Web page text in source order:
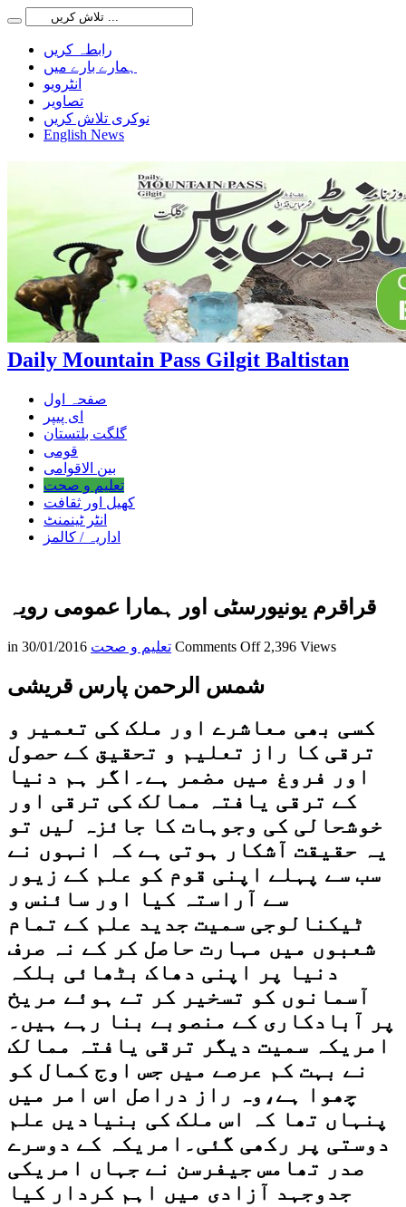
رابطہ کریں
ہمارے بارے میں
انٹرویو
تصاویر
نوکری تلاش کریں
English News
Daily Mountain Pass Gilgit Baltistan
صفحہ اول
ای پیپر
گلگت بلتستان
قومی
بین الاقوامی
تعلیم و صحت
کھیل اور ثقافت
انٹر ٹینمنٹ
اداریہ / کالمز
قراقرم یونیورسٹی اور ہمارا عمومی رویہ
in تعلیم و صحت 30/01/2016 Comments Offon
اور
عمومی
رویہ
2,396 Views
شمس الرحمن پارس قریشی
کسی بھی معاشرے اور ملک کی تعمیر و
ترقی کا راز تعلیم و تحقیق کے حصول
اور فروغ میں مضمر ہے۔اگر ہم دنیا
کے ترقی یافتہ ممالک کی ترقی اور
خوشحالی کی وجوہات کا جائزہ لیں تو
یہ حقیقت آشکار ہوتی ہے کہ انہوں نے
سب سے پہلے اپنی قوم کو علم کے زیور
سے آراستہ کیا اور سائنس و
ٹیکنالوجی سمیت جدید علم کے تمام
شعبوں میں مہارت حاصل کر کے نہ صرف
دنیا پر اپنی دھاک بٹھائی بلکہ
آسمانوں کو تسخیر کر تے ہوئے مریخ
پر آبادکاری کے منصوبے بنا رہے ہیں۔
امریکہ سمیت دیگر ترقی یافتہ ممالک
نے بہت کم عرصے میں جس اوج کمال کو
چھوا ہے،وہ راز دراصل اس امر میں
پنہاں تھا کہ اس ملک کی بنیادیں علم
دوستی پر رکھی گئی۔امریکہ کے دوسرے
صدر تھامس جیفرسن نے جہاں امریکی
جدوجہد آزادی میں اہم کردار کیا